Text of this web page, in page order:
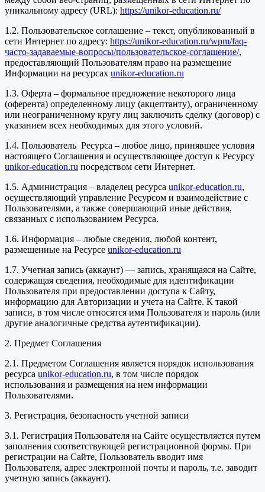
уникальному адресу (URL): https://unikor-education.ru/
1.2. Пользовательское соглашение – текст, опубликованный в
сети Интернет по адресу: https://unikor-education.ru/wpm/faq-
часто-задаваемые-вопросы/пользовательское-соглашение/,
предоставляющий Пользователям право на размещение
Информации на ресурсах unikor-education.ru
1.3. Оферта – формальное предложение некоторого лица
(оферента) определенному лицу (акцептанту), ограниченному
или неограниченному кругу лиц заключить сделку (договор) с
указанием всех необходимых для этого условий.
1.4. Пользователь Ресурса – любое лицо, принявшее условия
настоящего Соглашения и осуществляющее доступ к Ресурсу
unikor-education.ru посредством сети Интернет.
1.5. Администрация – владелец ресурса unikor-education.ru,
осуществляющий управление Ресурсом и взаимодействие с
Пользователями, а также совершающий иные действия,
связанных с использованием Ресурса.
1.6. Информация – любые сведения, любой контент,
размещенные на Ресурсе unikor-education.ru
1.7. Учетная запись (аккаунт) — запись, хранящаяся на Сайте,
содержащая сведения, необходимые для идентификации
Пользователя при предоставлении доступа к Сайту,
информацию для Авторизации и учета на Сайте. К такой
записи, в том числе относятся имя Пользователя и пароль (или
другие аналогичные средства аутентификации).
2. Предмет Соглашения
2.1. Предметом Соглашения является порядок использования
ресурса unikor-education.ru, в том числе порядок
использования и размещения на нем информации
Пользователями.
3. Регистрация, безопасность учетной записи
3.1. Регистрация Пользователя на Сайте осуществляется путем
заполнения соответствующей регистрационной формы. При
регистрации на Сайте, Пользователь вводит имя
Пользователя, адрес электронной почты и пароль, т.е. заводит
учетную запись (аккаунт).